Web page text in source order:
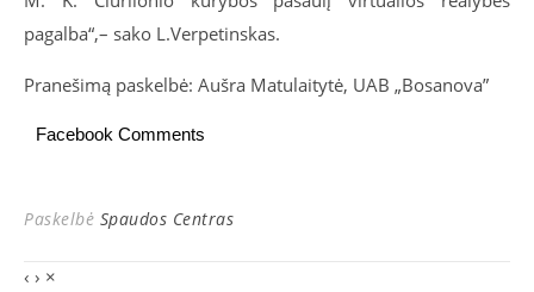
pagalba“,– sako L.Verpetinskas.
Pranešimą paskelbė: Aušra Matulaitytė, UAB „Bosanova”
Facebook Comments
Paskelbė Spaudos Centras
‹ › ×